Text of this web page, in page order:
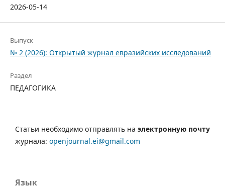
2026-05-14
Выпуск
№ 2 (2026): Открытый журнал евразийских исследований
Раздел
ПЕДАГОГИКА
Статьи необходимо отправлять на электронную почту
журнала: openjournal.ei@gmail.com
Язык